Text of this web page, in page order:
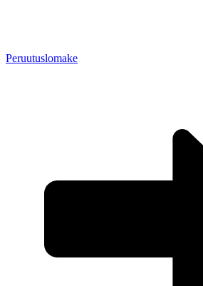
Peruutuslomake